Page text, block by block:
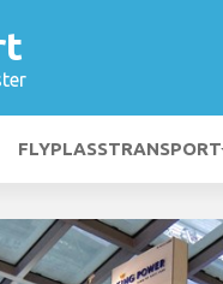
FLYPLASSTRANSPORT